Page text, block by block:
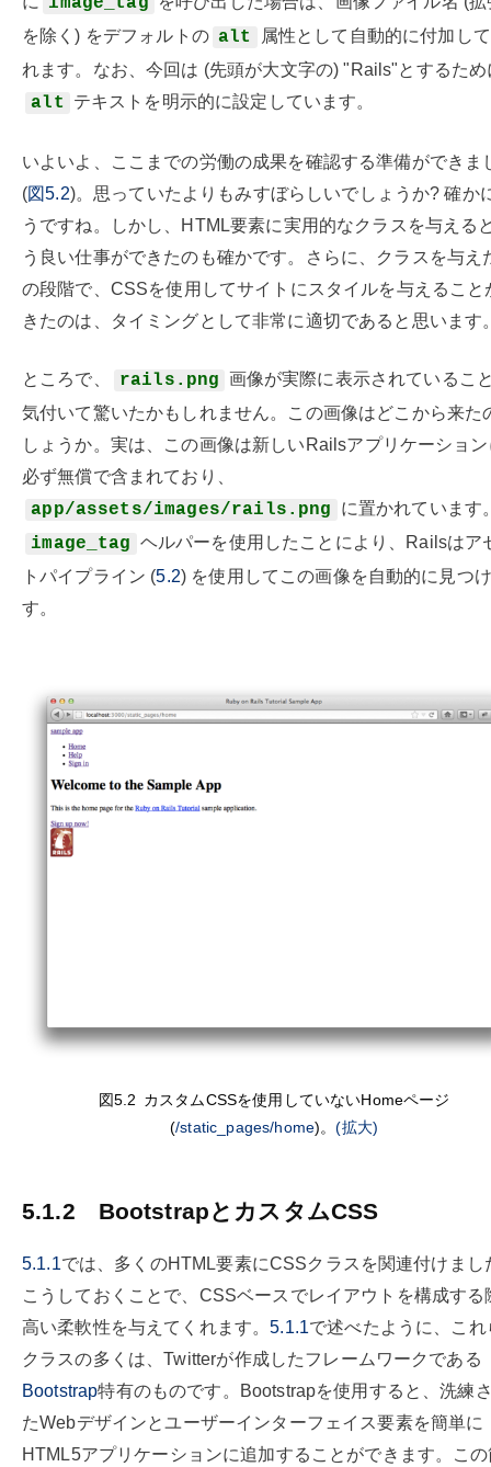
を除く) をデフォルトの alt
属性として自動的に付加し
れます。なお、今回は (先頭が大文字の) "Rails"とするため
alt テキストを明示的に設定しています。
いよいよ、ここまでの労働の成果を確認する準備ができま
(図5.2)。思っていたよりもみすぼらしいでしょうか? 確か
うですね。しかし、HTML要素に実用的なクラスを与える
う良い仕事ができたのも確かです。さらに、クラスを与え
の段階で、CSSを使用してサイトにスタイルを与えること
きたのは、タイミングとして非常に適切であると思います
ところで、 rails.png 画像が実際に表示されているこ
気付いて驚いたかもしれません。この画像はどこから来た
しょうか。実は、この画像は新しいRailsアプリケーショ
必ず無償で含まれており、
app/assets/images/rails.png に置かれています
image_tag ヘルパーを使用したことにより、Railsはア
トパイプライン (5.2) を使用してこの画像を自動的に見つ
す。
図5.2 カスタムCSSを使用していないHomeページ
(/static_pages/home)。(拡大)
5.1.2 BootstrapとカスタムCSS
5.1.1では、多くのHTML要素にCSSクラスを関連付けまし
こうしておくことで、CSSベースでレイアウトを構成する
高い柔軟性を与えてくれます。5.1.1で述べたように、これ
クラスの多くは、Twitterが作成したフレームワークである
Bootstrap特有のものです。Bootstrapを使用すると、洗練
たWebデザインとユーザーインターフェイス要素を簡単に
HTML5アプリケーションに追加することができます。こ